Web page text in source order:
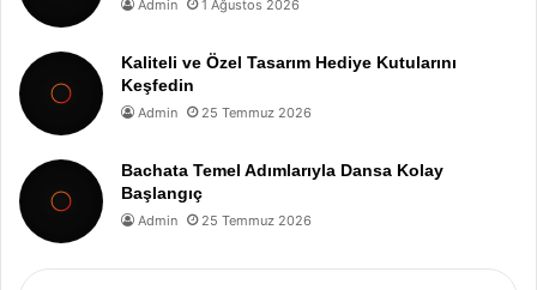
Admin 1 Ağustos 2026
Kaliteli ve Özel Tasarım Hediye Kutularını
Keşfedin
Admin 25 Temmuz 2026
Bachata Temel Adımlarıyla Dansa Kolay
Başlangıç
Admin 25 Temmuz 2026